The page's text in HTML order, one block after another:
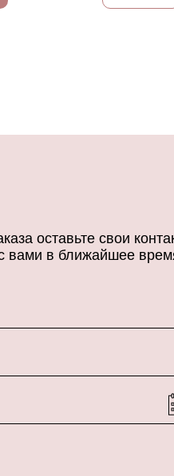
оставьте свои
вами в ближайшее